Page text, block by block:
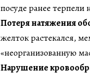
посуде ранее терпели
Потеря натяжения
желток растекался,
«неорганизованную
Нарушение